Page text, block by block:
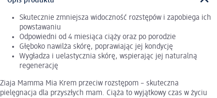
Skutecznie zmniejsza widoczność rozstępów i zapobiega ich
powstawaniu
Odpowiedni od 4 miesiąca ciąży oraz po porodzie
Głęboko nawilża skórę, poprawiając jej kondycję
Wygładza i uelastycznia skórę, wspierając jej naturalną
regenerację
Ziaja Mamma Mia Krem przeciw rozstępom – skuteczna
pielęgnacja dla przyszłych mam. Ciąża to wyjątkowy czas w życiu